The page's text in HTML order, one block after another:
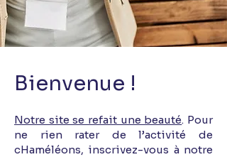
Bienvenue !
Notre site se refait une beauté. Pour
ne rien rater de l’activité de
cHaméléons, inscrivez-vous à notre